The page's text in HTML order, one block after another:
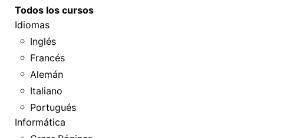
Todos los cursos
Idiomas
Inglés
Francés
Alemán
Italiano
Portugués
Informática